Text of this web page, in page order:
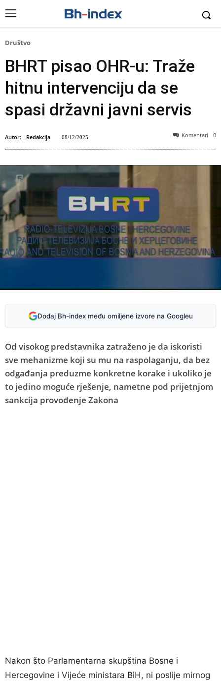
Društvo
BHRT pisao OHR-u: Traže
hitnu intervenciju da se
spasi državni javni servis
Autor: Redakcija 08/12/2025 Komentari 0
Dodaj Bh-index među omiljene izvore na Googleu
Od visokog predstavnika zatraženo je da iskoristi
sve mehanizme koji su mu na raspolaganju, da bez
odgađanja preduzme konkretne korake i ukoliko je
to jedino moguće rješenje, nametne pod prijetnjom
sankcija provođenje Zakona
Nakon što Parlamentarna skupština Bosne i
Hercegovine i Vijeće ministara BiH, ni poslije mirnog